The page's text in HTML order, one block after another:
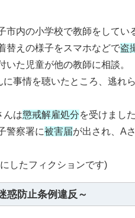
市内の小学校で教師をしてい
替えの様子をスマホなどで盗
いた児童が他の教師に相談。
に事情を聴いたところ、逃れ
んは懲戒解雇処分を受けました
警察署に被害届が出され、A
したフィクションです)
惑防止条例違反～